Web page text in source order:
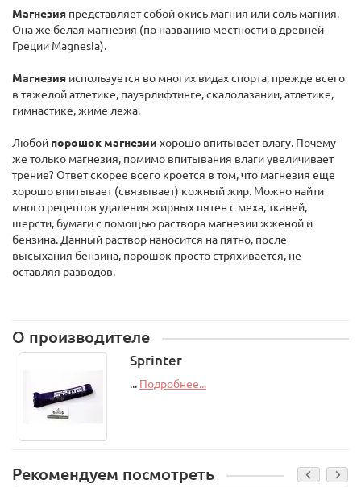
Магнезия представляет собой окись магния или соль магния.
Она же белая магнезия (по названию местности в древней
Греции Magnesia).
Магнезия используется во многих видах спорта, прежде всего
в тяжелой атлетике, пауэрлифтинге, скалолазании, атлетике,
гимнастике, жиме лежа.
Любой порошок магнезии хорошо впитывает влагу. Почему
же только магнезия, помимо впитывания влаги увеличивает
трение? Ответ скорее всего кроется в том, что магнезия еще
хорошо впитывает (связывает) кожный жир. Можно найти
много рецептов удаления жирных пятен с меха, тканей,
шерсти, бумаги с помощью раствора магнезии жженой и
бензина. Данный раствор наносится на пятно, после
высыхания бензина, порошок просто стряхивается, не
оставляя разводов.
О производителе
Sprinter
... Подробнее...
Рекомендуем посмотреть